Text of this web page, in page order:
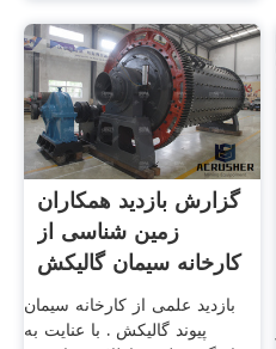
گزارش بازدید همکاران
زمین شناسی از
کارخانه سیمان گالیکش
بازدید علمی از کارخانه سیمان
پیوند گالیکش . با عنایت به